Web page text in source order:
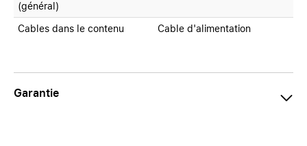
(général)
Cables dans le contenu Cable d'alimentation
Garantie